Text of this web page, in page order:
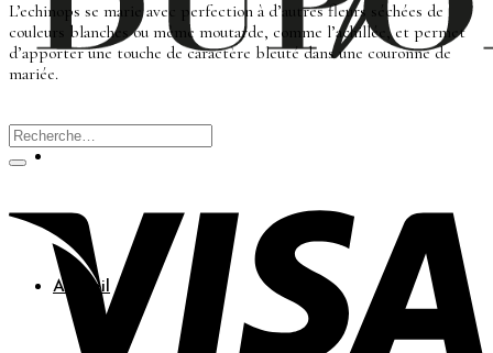
Accueil
L’echinops se marie avec perfection à d’autres fleurs séchées de
couleurs blanches ou même moutarde, comme l’achillée, et permet
d’apporter une touche de caractère bleuté dans une couronne de
mariée.